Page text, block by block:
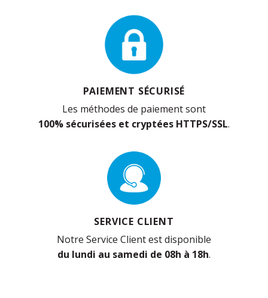
PAIEMENT SÉCURISÉ
Les méthodes de paiement sont
100% sécurisées et cryptées HTTPS/SSL.
SERVICE CLIENT
Notre Service Client est disponible
du lundi au samedi de 08h à 18h.